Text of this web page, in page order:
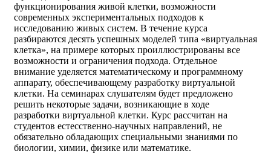
функционирования живой клетки, возможности
современных экспериментальных подходов к
исследованию живых систем. В течение курса
разбираются десять успешных моделей типа «виртуальная
клетка», на примере которых проиллюстрированы все
возможности и ограничения подхода. Отдельное
внимание уделяется математическому и программному
аппарату, обеспечивающему разработку виртуальной
клетки. На семинарах слушателям будет предложено
решить некоторые задачи, возникающие в ходе
разработки виртуальной клетки. Курс рассчитан на
студентов естесственно-научных направлений, не
обязательно обладающих специальными знаниями по
биологии, химии, физике или математике.